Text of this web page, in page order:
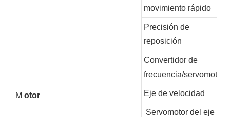
movimiento rápido
Precisión de
reposición
M otor
Convertidor de
frecuencia/servomotor
Eje de velocidad
Servomotor del eje X